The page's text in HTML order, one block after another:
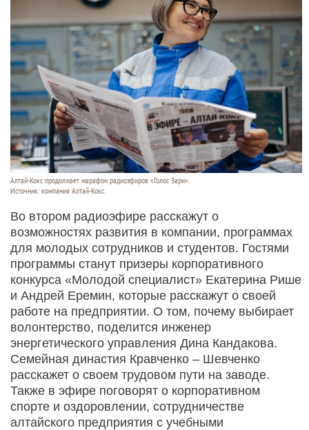
Алтай-Кокс продолжает марафон радиоэфиров «Голос Зари».
Источник: компания Алтай-Кокс.
Во втором радиоэфире расскажут о
возможностях развития в компании, программах
для молодых сотрудников и студентов. Гостями
программы станут призеры корпоративного
конкурса «Молодой специалист» Екатерина Рише
и Андрей Еремин, которые расскажут о своей
работе на предприятии. О том, почему выбирает
волонтерство, поделится инженер
энергетического управления Дина Кандакова.
Семейная династия Кравченко – Шевченко
расскажет о своем трудовом пути на заводе.
Также в эфире поговорят о корпоративном
спорте и оздоровлении, сотрудничестве
алтайского предприятия с учебными